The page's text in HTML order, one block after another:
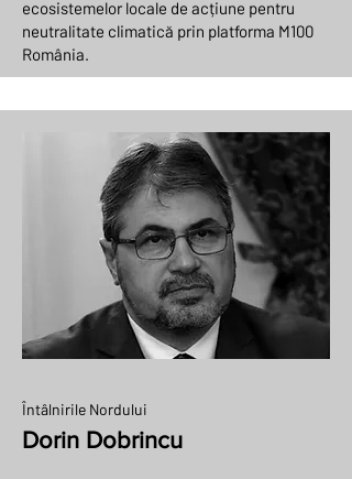
ecosistemelor locale de acțiune pentru
neutralitate climatică prin platforma M100
România.
Întâlnirile Nordului
Dorin Dobrincu